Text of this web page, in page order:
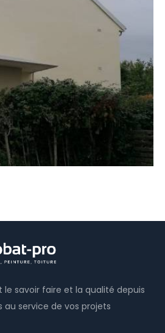
savoir faire et la qualité depuis
service de vos projets